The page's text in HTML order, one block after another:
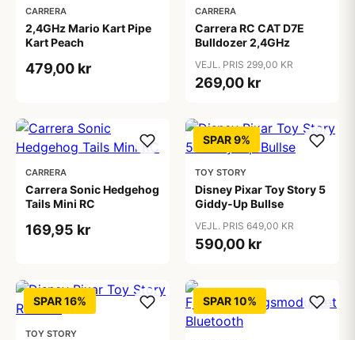
CARRERA
2,4GHz Mario Kart Pipe
Kart Peach
479,00 kr
CARRERA
Carrera RC CAT D7E
Bulldozer 2,4GHz
VEJL. PRIS 299,00 KR
269,00 kr
CARRERA
Carrera Sonic Hedgehog
Tails Mini RC
169,95 kr
SPAR 9%
TOY STORY
Disney Pixar Toy Story 5
Giddy-Up Bullse
VEJL. PRIS 649,00 KR
590,00 kr
SPAR 16%
TOY STORY
SPAR 10%